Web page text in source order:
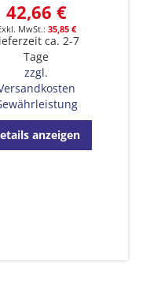
42,66 €
35,85 €
ca. 2-7
Tage
zzgl.
anzeigen